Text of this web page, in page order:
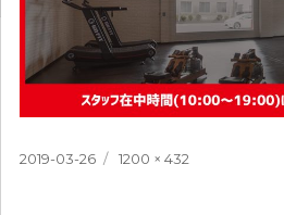
投
2019-03-26
フ
1200 × 432